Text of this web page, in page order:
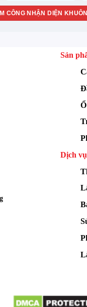
CÔNG NHẬN DIỆN
Sản
Dịch vụ